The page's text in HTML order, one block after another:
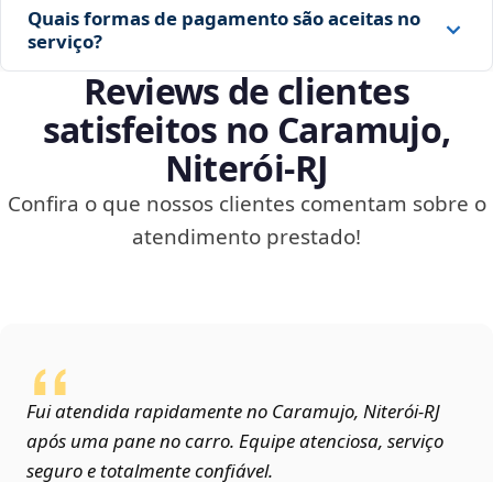
Quais formas de pagamento são aceitas no
serviço?
Reviews de clientes
satisfeitos no Caramujo,
Niterói‑RJ
Confira o que nossos clientes comentam sobre o
atendimento prestado!
Fui atendida rapidamente no Caramujo, Niterói‑RJ
após uma pane no carro. Equipe atenciosa, serviço
seguro e totalmente confiável.